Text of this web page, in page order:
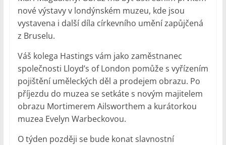
nové výstavy v londýnském muzeu, kde jsou
vystavena i další díla církevního umění zapůjčená
z Bruselu.
Váš kolega Hastings vám jako zaměstnanec
společnosti Lloyd’s of London pomůže s vyřízením
pojištění uměleckých děl a prodejem obrazu. Po
příjezdu do muzea se setkáte s novým majitelem
obrazu Mortimerem Ailsworthem a kurátorkou
muzea Evelyn Warbeckovou.
O týden později se bude konat slavnostní